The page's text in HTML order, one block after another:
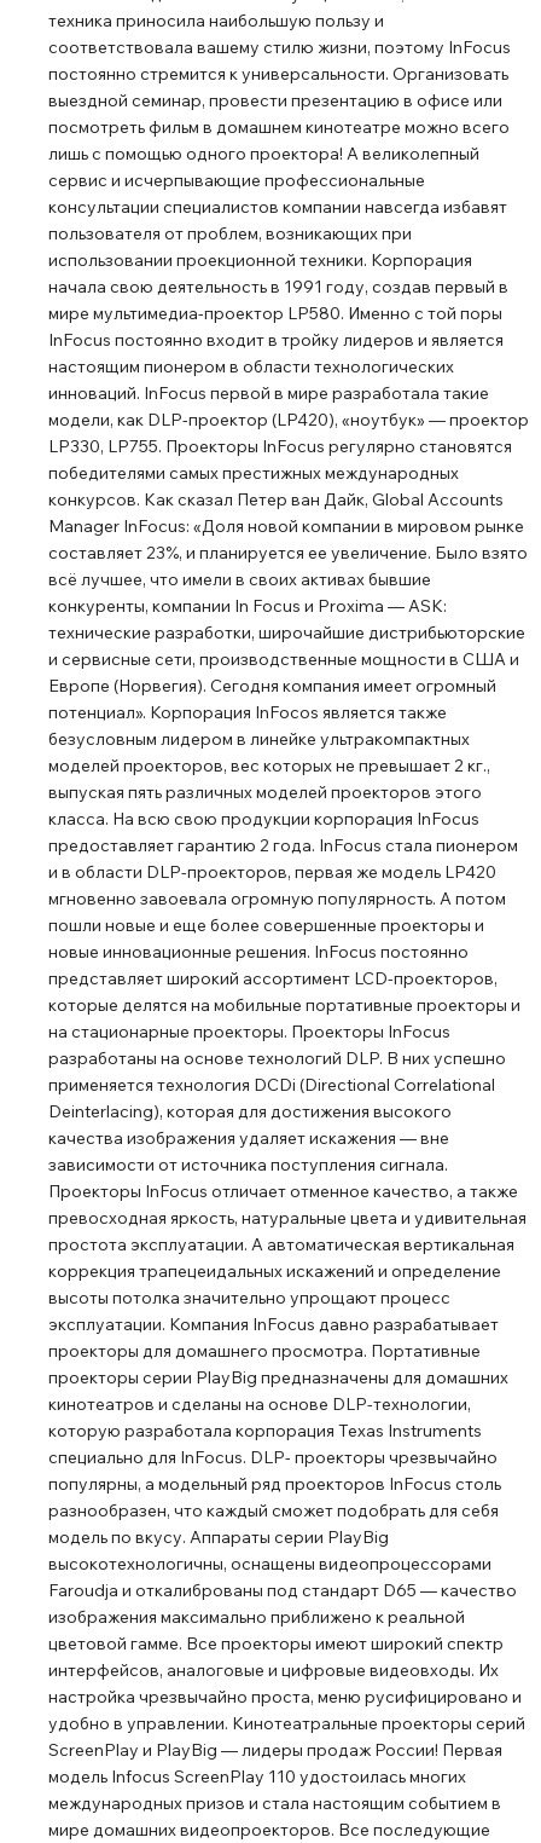
техника приносила наибольшую пользу и
соответствовала вашему стилю жизни, поэтому InFocus
постоянно стремится к универсальности. Организовать
выездной семинар, провести презентацию в офисе или
посмотреть фильм в домашнем кинотеатре можно всего
лишь с помощью одного проектора! А великолепный
сервис и исчерпывающие профессиональные
консультации специалистов компании навсегда избавят
пользователя от проблем, возникающих при
использовании проекционной техники. Корпорация
начала свою деятельность в 1991 году, создав первый в
мире мультимедиа-проектор LP580. Именно с той поры
InFocus постоянно входит в тройку лидеров и является
настоящим пионером в области технологических
инноваций. InFocus первой в мире разработала такие
модели, как DLP-проектор (LP420), «ноутбук» — проектор
LP330, LP755. Проекторы InFocus регулярно становятся
победителями самых престижных международных
конкурсов. Как сказал Петер ван Дайк, Global Accounts
Manager InFocus: «Доля новой компании в мировом рынке
составляет 23%, и планируется ее увеличение. Было взято
всё лучшее, что имели в своих активах бывшие
конкуренты, компании In Focus и Proxima — ASK:
технические разработки, широчайшие дистрибьюторские
и сервисные сети, производственные мощности в США и
Европе (Норвегия). Сегодня компания имеет огромный
потенциал». Корпорация InFocos является также
безусловным лидером в линейке ультракомпактных
моделей проекторов, вес которых не превышает 2 кг.,
выпуская пять различных моделей проекторов этого
класса. На всю свою продукции корпорация InFocus
предоставляет гарантию 2 года. InFocus стала пионером
и в области DLP-проекторов, первая же модель LP420
мгновенно завоевала огромную популярность. А потом
пошли новые и еще более совершенные проекторы и
новые инновационные решения. InFocus постоянно
представляет широкий ассортимент LCD-проекторов,
которые делятся на мобильные портативные проекторы и
на стационарные проекторы. Проекторы InFocus
разработаны на основе технологий DLP. В них успешно
применяется технология DCDi (Directional Correlational
Deinterlacing), которая для достижения высокого
качества изображения удаляет искажения ― вне
зависимости от источника поступления сигнала.
Проекторы InFocus отличает отменное качество, а также
превосходная яркость, натуральные цвета и удивительная
простота эксплуатации. А автоматическая вертикальная
коррекция трапецеидальных искажений и определение
высоты потолка значительно упрощают процесс
эксплуатации. Компания InFocus давно разрабатывает
проекторы для домашнего просмотра. Портативные
проекторы серии PlayBig предназначены для домашних
кинотеатров и сделаны на основе DLP-технологии,
которую разработала корпорация Texas Instruments
специально для InFocus. DLP- проекторы чрезвычайно
популярны, а модельный ряд проекторов InFocus столь
разнообразен, что каждый сможет подобрать для себя
модель по вкусу. Аппараты серии PlayBig
высокотехнологичны, оснащены видеопроцессорами
Faroudja и откалиброваны под стандарт D65 ― качество
изображения максимально приближено к реальной
цветовой гамме. Все проекторы имеют широкий спектр
интерфейсов, аналоговые и цифровые видеовходы. Их
настройка чрезвычайно проста, меню русифицировано и
удобно в управлении. Кинотеатральные проекторы серий
ScreenPlay и PlayBig ― лидеры продаж России! Первая
модель Infocus ScreenPlay 110 удостоилась многих
международных призов и стала настоящим событием в
мире домашних видеопроекторов. Все последующие